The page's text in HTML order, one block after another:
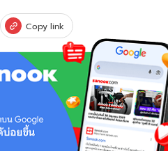
Copy link